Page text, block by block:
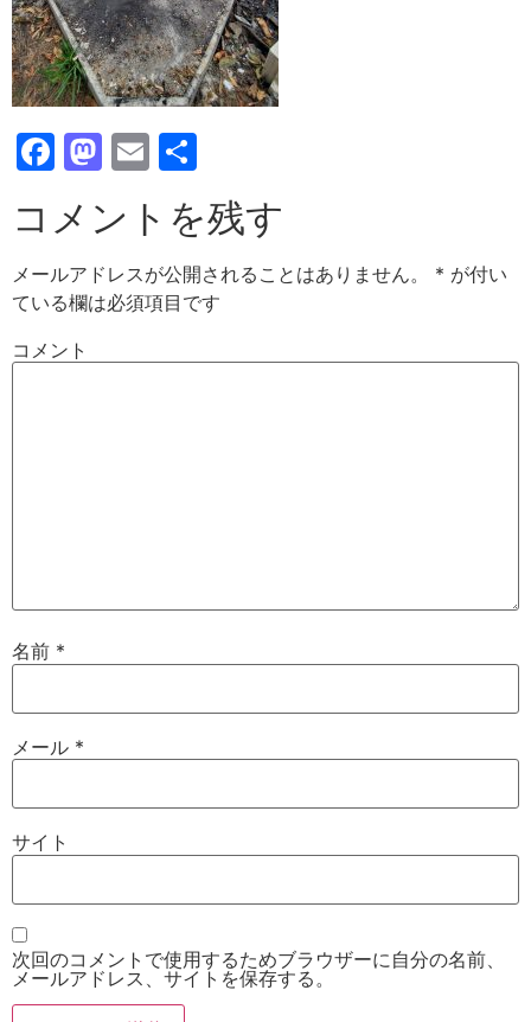
Facebook
Mastodon
Email
有
コメントを残す
メールアドレスが公開されることはありません。 * が付い
ている欄は必須項目です
コメント
名前 *
メール *
サイト
次回のコメントで使用するためブラウザーに自分の名前、
メールアドレス、サイトを保存する。